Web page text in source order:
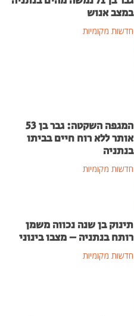
במצב אנוש
חדשות מקומיות
המגפה השקטה: גבר בן 53
אותר ללא רוח חיים בביתו
בנתניה
חדשות מקומיות
תינוק בן שנה נכווה משמן
רותח בנתניה – מצבו בינוני
חדשות מקומיות